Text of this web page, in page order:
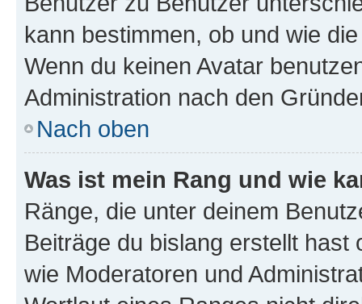
kann bestimmen, ob und wie
Wenn du keinen Avatar
Administration nach den
Nach oben
Was ist mein Rang und wie
Ränge, die unter deinem
Beiträge du bislang erstellt
wie Moderatoren und